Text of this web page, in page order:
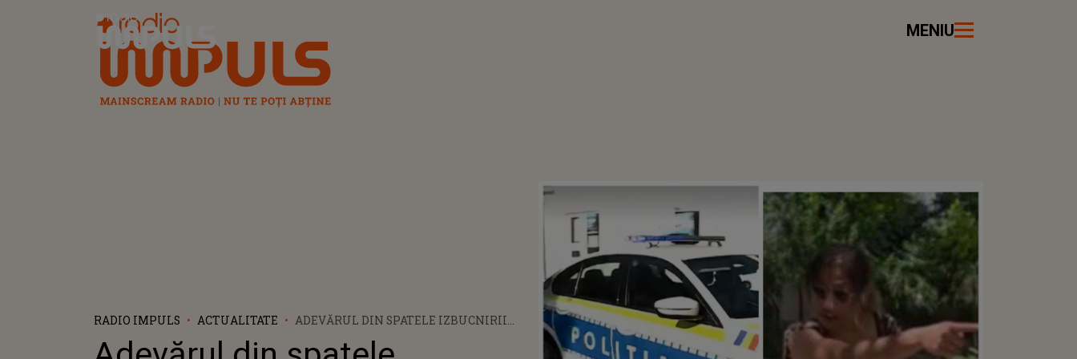
Radio Impuls MENIU
RADIO IMPULS ACTUALITATE
ADEVĂRUL DIN SPATELE IZBUCNIRII
FETIȚA PE STRADĂ. A RECUNOSCUT CĂ A